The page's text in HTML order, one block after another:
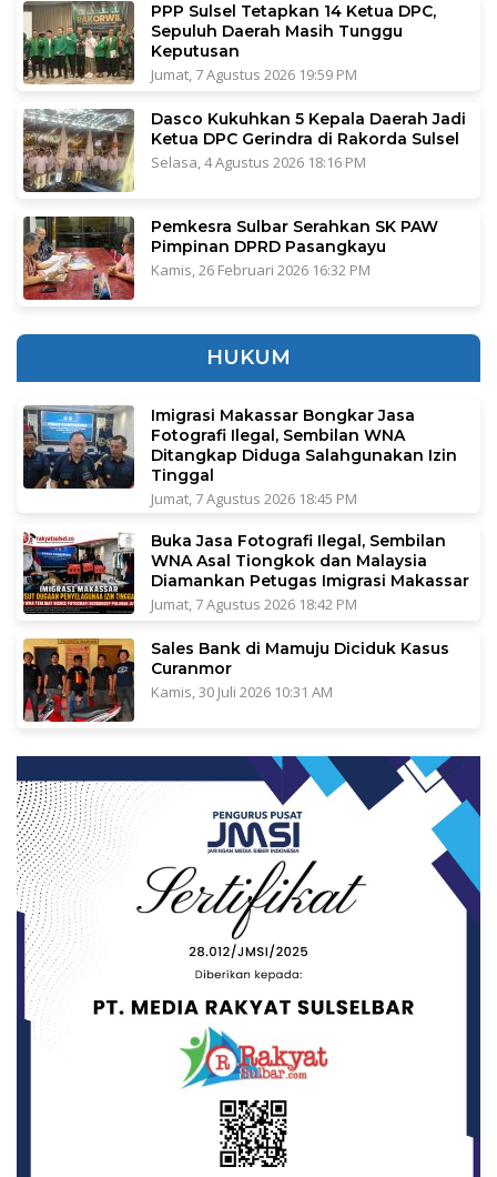
PPP Sulsel Tetapkan 14 Ketua DPC,
Sepuluh Daerah Masih Tunggu
Keputusan
Jumat, 7 Agustus 2026 19:59 PM
Dasco Kukuhkan 5 Kepala Daerah Jadi
Ketua DPC Gerindra di Rakorda Sulsel
Selasa, 4 Agustus 2026 18:16 PM
Pemkesra Sulbar Serahkan SK PAW
Pimpinan DPRD Pasangkayu
Kamis, 26 Februari 2026 16:32 PM
HUKUM
Imigrasi Makassar Bongkar Jasa
Fotografi Ilegal, Sembilan WNA
Ditangkap Diduga Salahgunakan Izin
Tinggal
Jumat, 7 Agustus 2026 18:45 PM
Buka Jasa Fotografi Ilegal, Sembilan
WNA Asal Tiongkok dan Malaysia
Diamankan Petugas Imigrasi Makassar
Jumat, 7 Agustus 2026 18:42 PM
Sales Bank di Mamuju Diciduk Kasus
Curanmor
Kamis, 30 Juli 2026 10:31 AM